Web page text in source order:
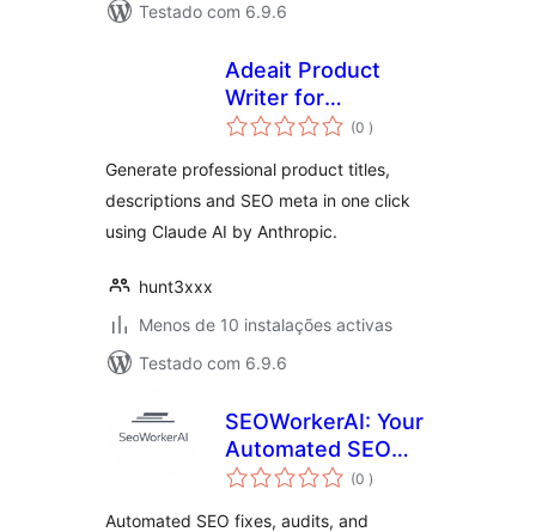
Testado com 6.9.6
Adeait Product
Writer for
WooCommerce
(0 classificações
)
Generate professional product titles,
descriptions and SEO meta in one click
using Claude AI by Anthropic.
hunt3xxx
Menos de 10 instalações activas
Testado com 6.9.6
SEOWorkerAI: Your
Automated SEO
Specialist, Running
(0 classificações
)
Automated SEO fixes, audits, and